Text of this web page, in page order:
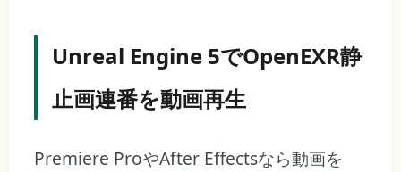
Unreal Engine 5でOpenEXR静
止画連番を動画再生
Premiere ProやAfter Effectsなら動画を